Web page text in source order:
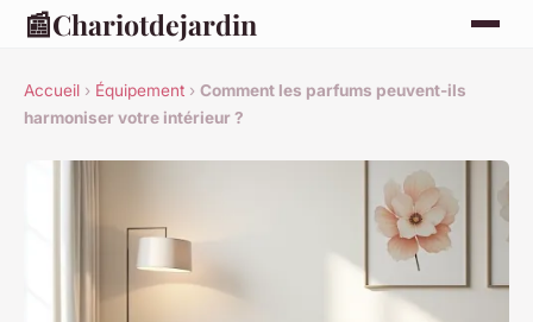
📰Chariotdejardin
Accueil › Équipement › Comment les parfums peuvent-ils
harmoniser votre intérieur ?